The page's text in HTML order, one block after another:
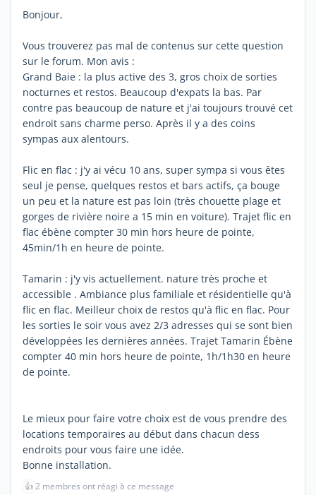
Bonjour,
Vous trouverez pas mal de contenus sur cette question
sur le forum. Mon avis :
Grand Baie : la plus active des 3, gros choix de sorties
nocturnes et restos. Beaucoup d'expats la bas. Par
contre pas beaucoup de nature et j'ai toujours trouvé cet
endroit sans charme perso. Après il y a des coins
sympas aux alentours.
Flic en flac : j'y ai vécu 10 ans, super sympa si vous êtes
seul je pense, quelques restos et bars actifs, ça bouge
un peu et la nature est pas loin (très chouette plage et
gorges de rivière noire a 15 min en voiture). Trajet flic en
flac ébène compter 30 min hors heure de pointe,
45min/1h en heure de pointe.
Tamarin : j'y vis actuellement. nature très proche et
accessible . Ambiance plus familiale et résidentielle qu'à
flic en flac. Meilleur choix de restos qu'à flic en flac. Pour
les sorties le soir vous avez 2/3 adresses qui se sont bien
développées les dernières années. Trajet Tamarin Ébène
compter 40 min hors heure de pointe, 1h/1h30 en heure
de pointe.
Le mieux pour faire votre choix est de vous prendre des
locations temporaires au début dans chacun dess
endroits pour vous faire une idée.
Bonne installation.
👍2 membres ont réagi à ce message